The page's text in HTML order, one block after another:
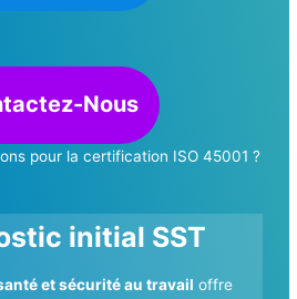
Nous
pour la certification ISO 45001 ?
initial SST
et sécurité au travail offre